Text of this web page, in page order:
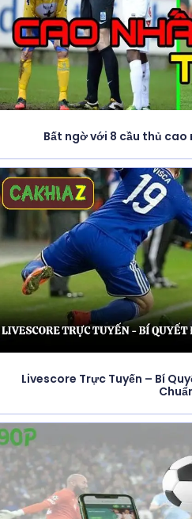
Bất ngờ với 8 cầu thủ
Livescore Trực Tuyến – Bí